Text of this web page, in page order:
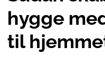
hygge
til